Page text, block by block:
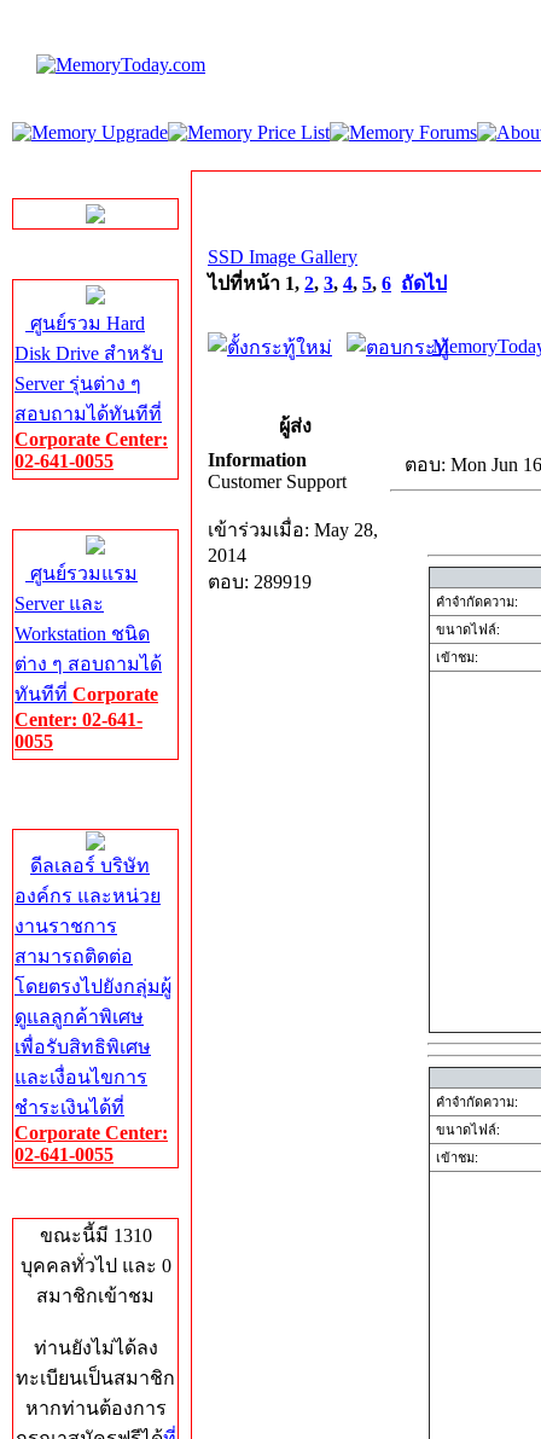
ศูนย์รวม Hard
Disk Drive สำหรับ
Server รุ่นต่าง ๆ
สอบถามได้ทันทีที่
Corporate Center:
02-641-0055
ศูนย์รวมแรม
Server และ
Workstation ชนิด
ต่าง ๆ สอบถามได้
ทันทีที่ Corporate
Center: 02-641-
0055
ดีลเลอร์ บริษัท
องค์กร และหน่วย
งานราชการ
สามารถติดต่อ
โดยตรงไปยังกลุ่มผู้
ดูแลลูกค้าพิเศษ
เพื่อรับสิทธิพิเศษ
และเงื่อนไขการ
ชำระเงินได้ที่
Corporate Center:
02-641-0055
ขณะนี้มี 1310
บุคคลทั่วไป และ 0
สมาชิกเข้าชม
ท่านยังไม่ได้ลง
ทะเบียนเป็นสมาชิก
หากท่านต้องการ
SSD Image Gallery
ไปที่หน้า 1, 2, 3, 4, 5, 6 ถัดไป
ผู้ส่ง
Information
Customer Support
เข้าร่วมเมื่อ: May 28,
2014
ตอบ: 289919
ตอบ: Mon Jun
คำจำกัดความ:
ขนาดไฟล์:
เข้าชม:
คำจำกัดความ:
ขนาดไฟล์:
เข้าชม: